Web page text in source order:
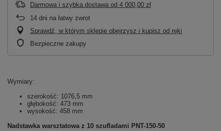
Darmowa i szybka dostawa od 4 000,00 zł
14 dni na łatwy zwrot
Sprawdź, w którym sklepie obejrzysz i kupisz od ręki
Bezpieczne zakupy
Wymiary:
szerokość: 1076,5 mm
głębokość: 473 mm
wysokość: 458 mm
Nadstawka warsztatowa z 10 szufladami PNT-150-50